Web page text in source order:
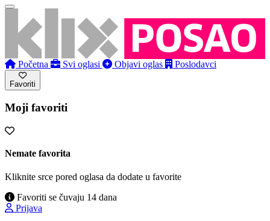
Početna Svi oglasi Objavi oglas Poslodavci
Favoriti
Moji favoriti
Nemate favorita
Kliknite srce pored oglasa da dodate u favorite
Favoriti se čuvaju 14 dana
Prijava